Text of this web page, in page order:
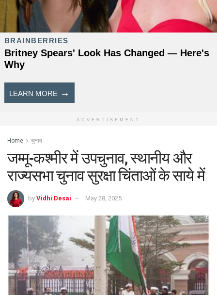
ADVERTISEMENT
Home चुनाव
जम्मू-कश्मीर में उपचुनाव, स्थानीय और
राज्यसभा चुनाव सुरक्षा चिंताओं के साये में
by Vidhi Desai May 28, 2025